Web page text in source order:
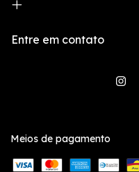
Entre em contato
Meios de pagamento